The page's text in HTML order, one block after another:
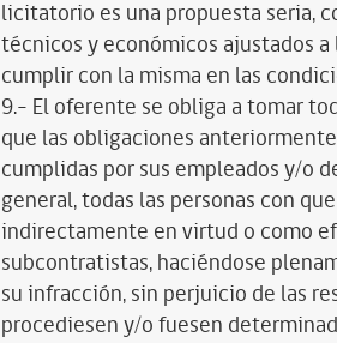
licitatorio es una propuesta seria,
técnicos y económicos ajustados
cumplir con la misma en las
9.- El oferente se obliga a tomar
que las obligaciones
cumplidas por sus empleados y/o
general, todas las personas con
indirectamente en virtud o como
subcontratistas, haciéndose
su infracción, sin perjuicio de las
procediesen y/o fuesen